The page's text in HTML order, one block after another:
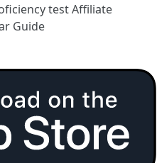
testAffiliate
Guide